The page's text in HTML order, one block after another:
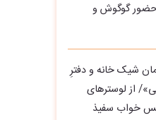
با حضور گوگوش و
شیک خانه و دفترِ
از لوسترهای
خواب سفیذ